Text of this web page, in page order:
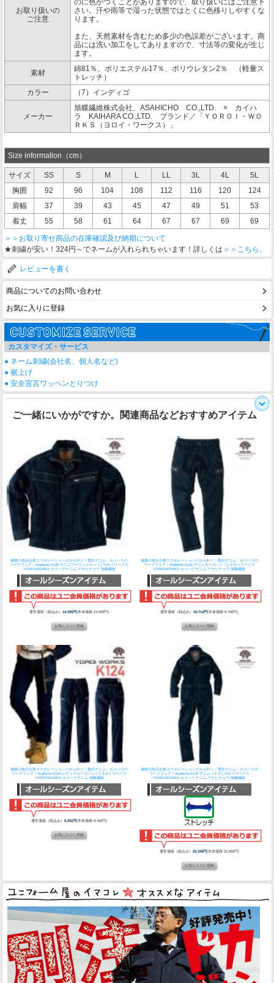
お取り扱いの
ご注意
のに色がつくことがありますので、取り扱いにはご注意下
さい。汗や雨等で湿った状態ではとくに色移りしやすくな
ります。
また、天然素材を含むため多少の色誤差がございます。商
品には洗い加工をしてありますので、寸法等の変化が生じ
ます。
素材
綿81％、ポリエステル17％、ポリウレタン2％ （軽量ス
トレッチ）
カラー
（7）インディゴ
メーカー
旭蝶繊維株式会社、ASAHICHO CO.,LTD. × カイハ
ラ KAIHARA CO.,LTD. ブランド／「ＹＯＲＯＩ・ＷＯ
ＲＫＳ（ヨロイ・ワークス）」
Size information（cm）
サイズ SS S M L LL 3L 4L
5L
胸囲
92 96 104 108 112 116 120
124
肩幅
37 39 43 45 47 49 51
53
着丈
55 58 61 64 67 67 69
69
＞＞お取り寄せ商品の在庫確認及び納期について
★刺繍が安い！324円～でネームが入れられちゃいます！詳しくは ＞＞こちら。
レビューを書く
商品についてのお問い合わせ
お気に入りに登録
カスタマイズ・サービス
● ネーム刺繍(会社名、個人名など)
● 裾上げ
● 安全宣言ワッペンとりつけ
ご一緒にいかがですか。関連商品などおすすめアイテム
備後の地元企業コラボレーションだから叶う！贅沢デニム・カイハラの
ワークウェア！Asahicho K120 デニムワークジャケット│ヨロイワークス
YOROIWORKS カイハラデニム,アサヒチョウ,旭蝶繊維
通常価格（税込み）14,355円(本体価格:13,050円)
備後の地元企業コラボレーションだから叶う！贅沢デニム・カイハラの
ワークウェア！ Asahicho K121 デニムカーゴパンツ│ヨロイワークス
YOROIWORKS カイハラデニム,アサヒチョウ,旭蝶繊維
通常価格（税込み）10,714円(本体価格:9,740円)
備後の地元企業コラボレーションだから叶う！贅沢デニム・カイハラの
ワークウェア！Asahicho K124 レディスカーゴパンツ│ヨロイワークス
YOROIWORKS カイハラデニム,旭蝶繊維
通常価格（税込み）9,251円(本体価格:8,410円)
備後の地元企業コラボレーションだから叶う！贅沢デニム・カイハラの
ワークウェア！ Asahicho K122 デニムツナギ│ヨロイワークス
YOROIWORKS カイハラデニム,アサヒチョウ,旭蝶繊維
通常価格（税込み） 25,245円(本体価格:22,950円)